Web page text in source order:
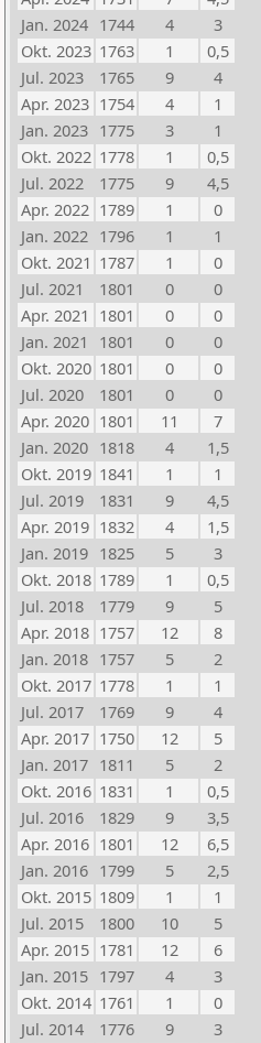
Jan. 2024 1744 4
3
Okt. 2023 1763 1
0,5
Jul. 2023
1765 9
4
Apr. 2023 1754 4
1
Jan. 2023 1775 3
1
Okt. 2022 1778 1
0,5
Jul. 2022
1775 9
4,5
Apr. 2022 1789 1
0
Jan. 2022 1796 1
1
Okt. 2021 1787 1
0
Jul. 2021
1801 0
0
Apr. 2021 1801 0
0
Jan. 2021
1801 0
0
Okt. 2020 1801 0
0
Jul. 2020
1801 0
0
Apr. 2020 1801 11
7
Jan. 2020 1818 4
1,5
Okt. 2019 1841 1
1
Jul. 2019
1831 9
4,5
Apr. 2019 1832 4
1,5
Jan. 2019 1825 5
3
Okt. 2018 1789 1
0,5
Jul. 2018
1779 9
5
Apr. 2018 1757 12
8
Jan. 2018 1757 5
2
Okt. 2017 1778 1
1
Jul. 2017
1769 9
4
Apr. 2017 1750 12
5
Jan. 2017 1811 5
2
Okt. 2016 1831 1
0,5
Jul. 2016
1829 9
3,5
Apr. 2016 1801 12
6,5
Jan. 2016 1799 5
2,5
Okt. 2015 1809 1
1
Jul. 2015
1800 10
5
Apr. 2015 1781 12
6
Jan. 2015 1797 4
3
Okt. 2014 1761 1
0
Jul. 2014
1776 9
3